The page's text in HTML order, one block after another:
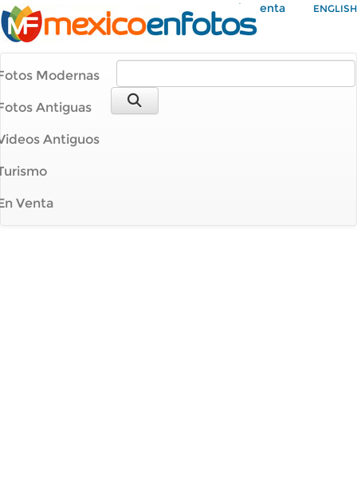
Mi Cuenta ENGLISH
Modernas
Antiguas
Antiguos
Venta